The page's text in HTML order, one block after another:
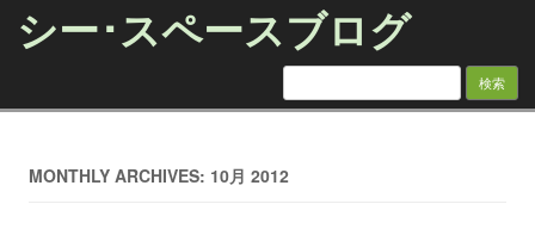
シー･スペースブログ
検索:
MONTHLY ARCHIVES: 10月 2012